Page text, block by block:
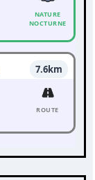
NATURE
NOCTURNE
7.6km
ROUTE